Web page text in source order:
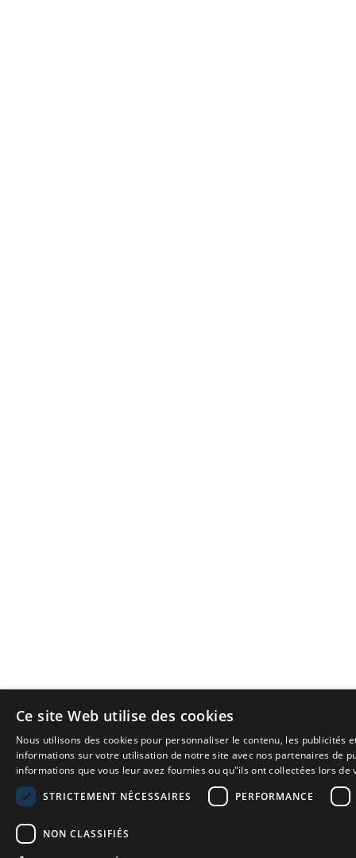
Ce site Web utilise des cookies
Nous utilisons des cookies pour personnaliser le contenu, les
informations sur votre utilisation de notre site avec nos partenaires de
informations que vous leur avez fournies ou qu"ils ont collectées lors
STRICTEMENT NÉCESSAIRES
PERFORMANCE
NON CLASSIFIÉS